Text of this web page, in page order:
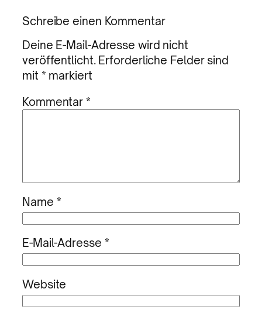
Schreibe einen Kommentar
Deine E-Mail-Adresse wird nicht
veröffentlicht. Erforderliche Felder sind
mit * markiert
Kommentar*
Name *
E-Mail-Adresse *
Website